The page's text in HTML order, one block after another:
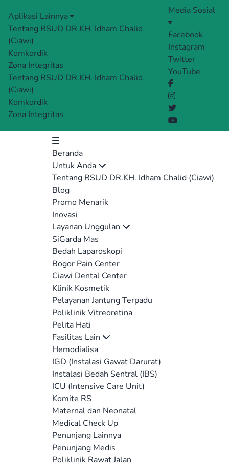
Aplikasi Lainnya
Tentang RSUD DR.KH. Idham Chalid
(Ciawi)
Komkordik
Zona Integritas
Tentang RSUD DR.KH. Idham Chalid
(Ciawi)
Komkordik
Zona Integritas
Media Sosial
Facebook
Instagram
Twitter
YouTube
Beranda
Untuk Anda
Tentang RSUD DR.KH. Idham Chalid (Ciawi)
Blog
Promo Menarik
Inovasi
Layanan Unggulan
SiGarda Mas
Bedah Laparoskopi
Bogor Pain Center
Ciawi Dental Center
Klinik Kosmetik
Pelayanan Jantung Terpadu
Poliklinik Vitreoretina
Pelita Hati
Fasilitas Lain
Hemodialisa
IGD (Instalasi Gawat Darurat)
Instalasi Bedah Sentral (IBS)
ICU (Intensive Care Unit)
Komite RS
Maternal dan Neonatal
Medical Check Up
Penunjang Lainnya
Penunjang Medis
Poliklinik Rawat Jalan